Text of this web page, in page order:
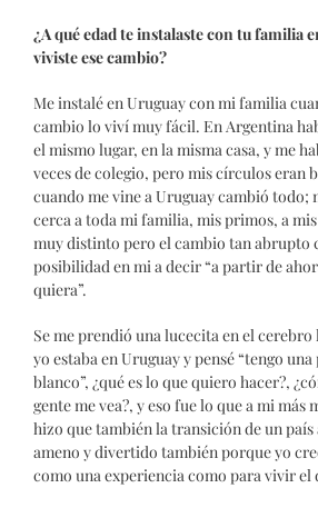
¿A qué edad te instalaste con tu familia
viviste ese cambio?
Me instalé en Uruguay con mi familia
cambio lo viví muy fácil. En Argentina
el mismo lugar, en la misma casa, y me
veces de colegio, pero mis círculos eran
cuando me vine a Uruguay cambió todo;
cerca a toda mi familia, mis primos, a
muy distinto pero el cambio tan abrupto
posibilidad en mi a decir “a partir de
quiera”.
Se me prendió una lucecita en el
yo estaba en Uruguay y pensé “tengo una
blanco”, ¿qué es lo que quiero hacer?,
gente me vea?, y eso fue lo que a mi más
hizo que también la transición de un
ameno y divertido también porque yo
como una experiencia como para vivir el